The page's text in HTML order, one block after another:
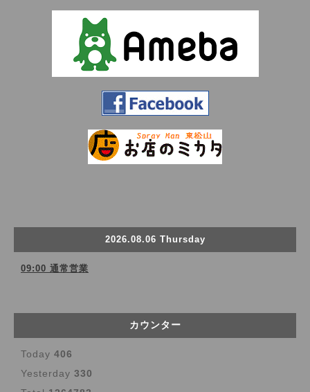
2026.08.06 Thursday
09:00 通常営業
カウンター
Today 406
Yesterday 330